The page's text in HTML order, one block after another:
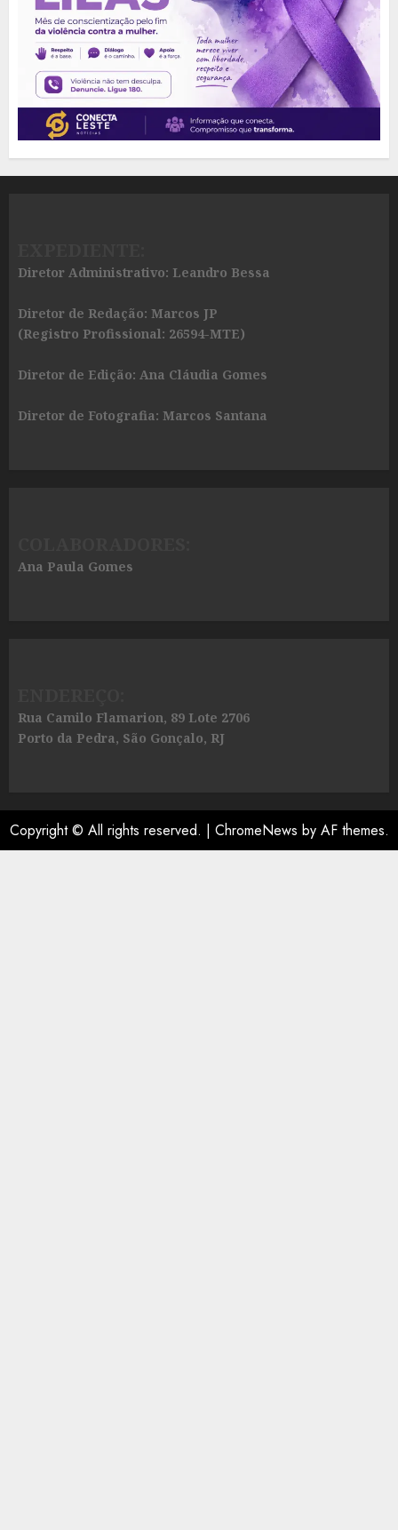
Diretor Administrativo: Leandro Bessa
Diretor de Redação: Marcos JP
(Registro Profissional: 26594-MTE)
Diretor de Edição: Ana Cláudia Gomes
Diretor de Fotografia: Marcos Santana
Ana Paula Gomes
Rua Camilo Flamarion, 89 Lote 2706
Porto da Pedra, São Gonçalo, RJ
Copyright © All rights reserved. | ChromeNews by AF themes.